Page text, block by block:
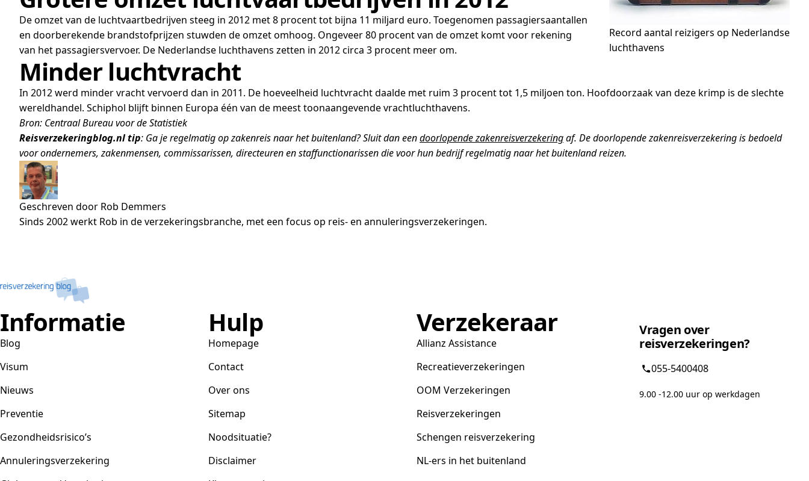
Record aantal reizigers op Nederlandse
luchthavens
De omzet van de luchtvaartbedrijven steeg in 2012 met 8 procent tot bijna 11 miljard euro. Toegenomen passagiersaantallen
en doorberekende brandstofprijzen stuwden de omzet omhoog. Ongeveer 80 procent van de omzet komt voor rekening
van het passagiersvervoer. De Nederlandse luchthavens zetten in 2012 circa 3 procent meer om.
Minder luchtvracht
In 2012 werd minder vracht vervoerd dan in 2011. De hoeveelheid luchtvracht daalde met ruim 3 procent tot 1,5 miljoen ton. Hoofdoorzaak van deze krimp is de slechte
wereldhandel. Schiphol blijft binnen Europa één van de meest toonaangevende vrachtluchthavens.
Bron: Centraal Bureau voor de Statistiek
Reisverzekeringblog.nl tip: Ga je regelmatig op zakenreis naar het buitenland? Sluit dan eendoorlopende zakenreisverzekeringaf. De doorlopende zakenreisverzekering is bedoeld
voor ondernemers, zakenmensen, commissarissen, directeuren en staffunctionarissen die voor hun bedrijf regelmatig naar het buitenland reizen.
Geschreven door Rob Demmers
Sinds 2002 werkt Rob in de verzekeringsbranche, met een focus op reis- en annuleringsverzekeringen.
Informatie
Blog
Visum
Nieuws
Preventie
Gezondheidsrisico’s
Annuleringsverzekering
Hulp
Homepage
Contact
Over ons
Sitemap
Noodsituatie?
Disclaimer
Verzekeraar
Allianz Assistance
Recreatieverzekeringen
OOM Verzekeringen
Reisverzekeringen
Schengen reisverzekering
NL-ers in het buitenland
Vragen over
reisverzekeringen?
055-5400408
9.00 -12.00 uur op werkdagen